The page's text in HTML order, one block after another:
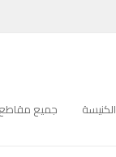
جميع مقاطع
جميع